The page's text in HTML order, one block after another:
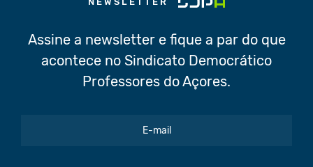
NEWSLETTER
Assine a newsletter e fique a par do que
acontece no Sindicato Democrático
Professores do Açores.